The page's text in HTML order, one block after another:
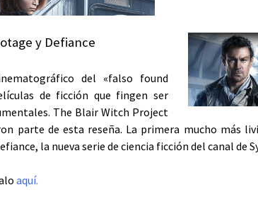
y Defiance
del «falso found
de ficción que fingen ser
The Blair Witch Project
parte de esta reseña. La primera mucho más
la nueva serie de ciencia ficción del canal de
aquí.